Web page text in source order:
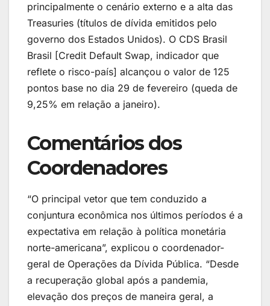
principalmente o cenário externo e a alta das
Treasuries (títulos de dívida emitidos pelo
governo dos Estados Unidos). O CDS Brasil
Brasil [Credit Default Swap, indicador que
reflete o risco-país] alcançou o valor de 125
pontos base no dia 29 de fevereiro (queda de
9,25% em relação a janeiro).
Comentários dos
Coordenadores
“O principal vetor que tem conduzido a
conjuntura econômica nos últimos períodos é a
expectativa em relação à política monetária
norte-americana”, explicou o coordenador-
geral de Operações da Dívida Pública. “Desde
a recuperação global após a pandemia,
elevação dos preços de maneira geral, a